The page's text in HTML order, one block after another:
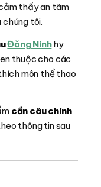
thấy an tâm
tôi.
Đăng Ninhhy
thuộc cho các
môn thể thao
cần câu chính
thông tin sau